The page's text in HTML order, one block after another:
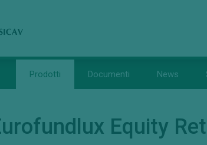
Prodotti Documenti News
Equity